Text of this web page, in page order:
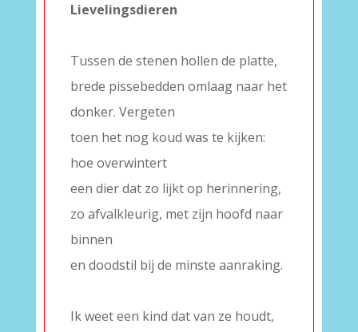
Lievelingsdieren
Tussen de stenen hollen de platte,
brede pissebedden omlaag naar het
donker. Vergeten
toen het nog koud was te kijken:
hoe overwintert
een dier dat zo lijkt op herinnering,
zo afvalkleurig, met zijn hoofd naar
binnen
en doodstil bij de minste aanraking.
Ik weet een kind dat van ze houdt,